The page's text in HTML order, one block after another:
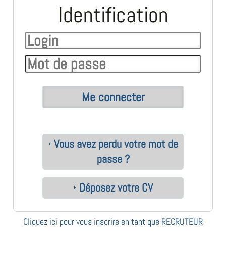
Identification
Vous avez perdu votre mot de
passe ?
Déposez votre CV
Cliquez ici pour vous inscrire en tant que RECRUTEUR